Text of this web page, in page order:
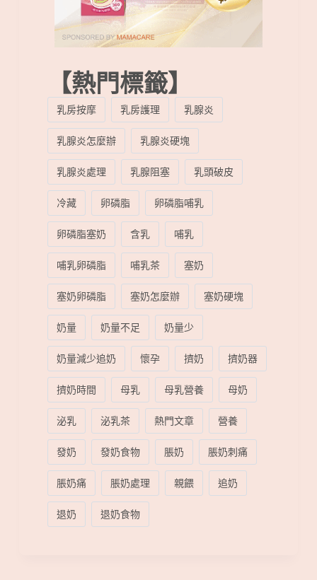
【熱門標籤】
乳房按摩 乳房護理
乳腺炎
乳腺炎怎麼辦
乳腺炎硬塊
乳腺炎處理
乳腺阻塞
乳頭破皮
冷藏
卵磷脂
卵磷脂哺乳
卵磷脂塞奶
含乳
哺乳
哺乳卵磷脂
哺乳茶
塞奶
塞奶卵磷脂
塞奶怎麼辦
塞奶硬塊
奶量
奶量不足
奶量少
奶量減少追奶
懷孕 擠奶
擠奶器
擠奶時間
母乳 母乳營養
母奶
泌乳
泌乳茶 熱門文章
營養
發奶
發奶食物 脹奶
脹奶刺痛
脹奶痛
脹奶處理 親餵
追奶
退奶
退奶食物